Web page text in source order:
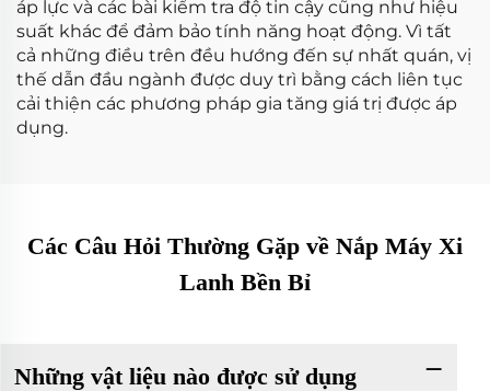
áp lực và các bài kiểm tra độ tin cậy cũng như hiệu
suất khác để đảm bảo tính năng hoạt động. Vì tất
cả những điều trên đều hướng đến sự nhất quán, vị
thế dẫn đầu ngành được duy trì bằng cách liên tục
cải thiện các phương pháp gia tăng giá trị được áp
dụng.
Các Câu Hỏi Thường Gặp về Nắp Máy Xi
Lanh Bền Bỉ
Những vật liệu nào được sử dụng